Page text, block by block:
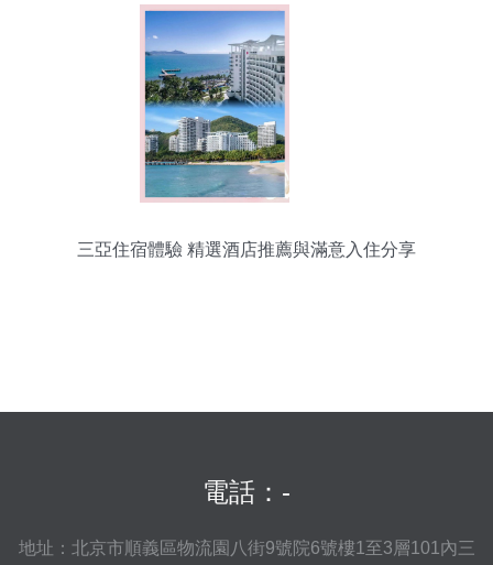
三亞住宿體驗 精選酒店推薦與滿意入住分享
電話：-
地址：北京市順義區物流園八街9號院6號樓1至3層101內三